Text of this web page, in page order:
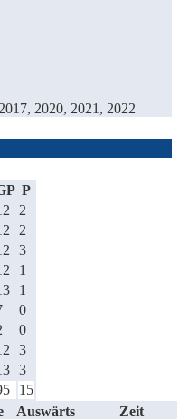
2020, 2021, 2022
P
2
2
3
1
1
0
0
3
3
15
Auswärts
Zeit